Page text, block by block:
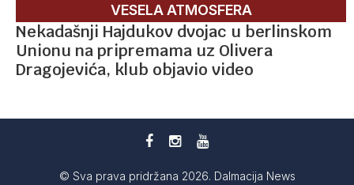
VESELA ATMOSFERA
Nekadašnji Hajdukov dvojac u berlinskom
Unionu na pripremama uz Olivera
Dragojevića, klub objavio video
© Sva prava pridržana 2026. Dalmacija News